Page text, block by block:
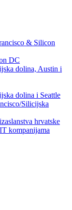
& Silicon
DC
dolina, Austin i
dolina i Seattle
Silicijska
hrvatske
kompanijama